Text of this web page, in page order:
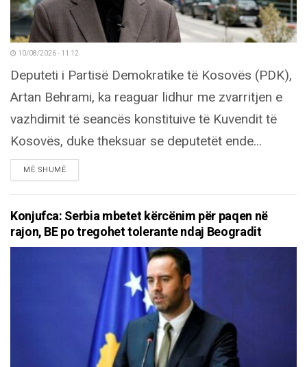
10/08/2026 - 11:12
Deputeti i Partisë Demokratike të Kosovës (PDK),
Artan Behrami, ka reaguar lidhur me zvarritjen e
vazhdimit të seancës konstituive të Kuvendit të
Kosovës, duke theksuar se deputetët ende...
MË SHUMËDETAILS
Konjufca: Serbia mbetet kërcënim për paqen në
rajon, BE po tregohet tolerante ndaj Beogradit